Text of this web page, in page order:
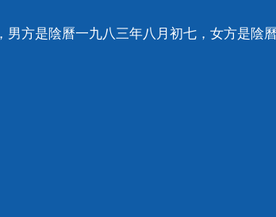
方是陰曆一九八三年八月初七，女方是陰